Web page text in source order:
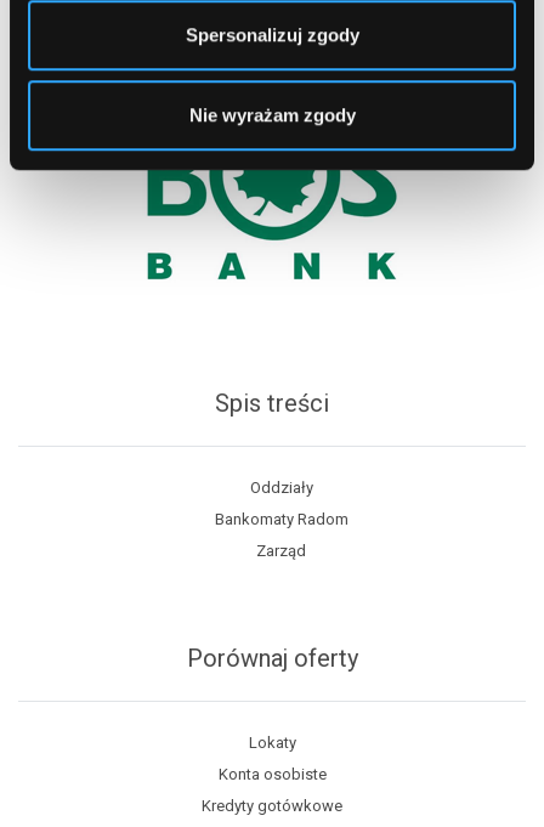
Spersonalizuj zgody
Nie wyrażam zgody
Spis treści
Oddziały
Bankomaty Radom
Zarząd
Porównaj oferty
Lokaty
Konta osobiste
Kredyty gotówkowe